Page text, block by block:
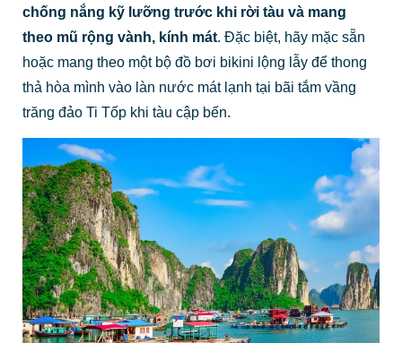
chống nắng kỹ lưỡng trước khi rời tàu và mang
theo mũ rộng vành, kính mát. Đặc biệt, hãy mặc sẵn
hoặc mang theo một bộ đồ bơi bikini lộng lẫy để thong
thả hòa mình vào làn nước mát lạnh tại bãi tắm vầng
trăng đảo Ti Tốp khi tàu cập bến.